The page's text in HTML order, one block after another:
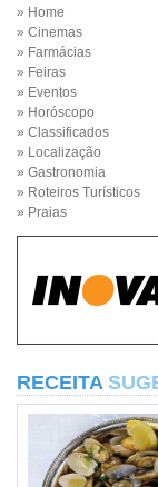
» Home
» Cinemas
» Farmácias
» Feiras
» Eventos
» Horóscopo
» Classificados
» Localização
» Gastronomia
» Roteiros Turísticos
» Praias
RECEITA